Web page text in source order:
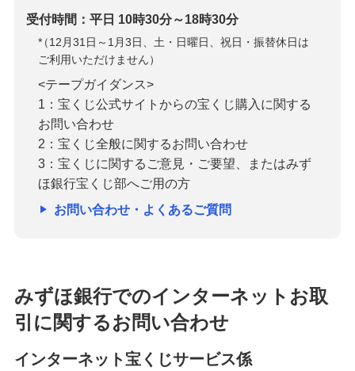
受付時間：平日 10時30分～18時30分
*
（12月31日～1月3日、土・日曜日、祝日・振替休日は
ご利用いただけません）
<テープガイダンス>
1：宝くじ公式サイトからの宝くじ購入に関する
お問い合わせ
2：宝くじ全般に関するお問い合わせ
3：宝くじに関するご意見・ご要望、またはみず
ほ銀行宝くじ部へご用の方
お問い合わせ・よくあるご質問
みずほ銀行でのインターネットお取
引に関するお問い合わせ
インターネット宝くじサービス係